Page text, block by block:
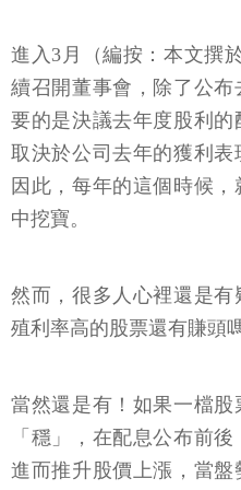
進入3月（編按：本文撰
續召開董事會，除了公
要的是決議去年度股利的
取決於公司去年的獲利表
因此，每年的這個時候
中挖寶。
然而，很多人心裡還是有
殖利率高的股票還有賺頭
當然還是有！如果一檔
「穩」，在配息公布前
進而推升股價上漲，當